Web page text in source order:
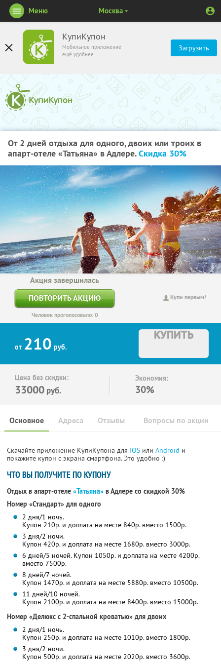
КупиКупон
Мобильное приложение
ещё удобнее
Загрузить
Меню Москва
От 2 дней отдыха для одного, двоих или троих в
апарт-отеле «Татьяна» в Адлере.Скидка 30%
Купи первым!
Акция завершилась
ПОВТОРИТЬ АКЦИЮ
Человек проголосовало: 0
от 210 руб.
КУПИТЬ
Цена без скидки:
33000 руб.
Экономия:
30%
Основное Отзывы Вопросы по акции
Адреса
Скачайте приложение КупиКупона для IOS или Android и
покажите купон с экрана смартфона. Это удобно :)
ЧТО ВЫ ПОЛУЧИТЕ ПО КУПОНУ
Отдых в апарт-отеле «Татьяна» в Адлере со скидкой 30%
Номер «Стандарт» для одного
2 дня/1 ночь.
Купон 210р. и доплата на месте 840р. вместо 1500р.
3 дня/2 ночи.
Купон 420р. и доплата на месте 1680р. вместо 3000р.
6 дней/5 ночей. Купон 1050р. и доплата на месте 4200р.
вместо 7500р.
8 дней/7 ночей.
Купон 1470р. и доплата на месте 5880р. вместо 10500р.
11 дней/10 ночей.
Купон 2100р. и доплата на месте 8400р. вместо 15000р.
Номер «Делюкс с 2-спальной кроватью» для двоих
2 дня/1 ночь.
Купон 250р. и доплата на месте 1010р. вместо 1800р.
3 дня/2 ночи.
Купон 500р. и доплата на месте 2020р. вместо 3600р.